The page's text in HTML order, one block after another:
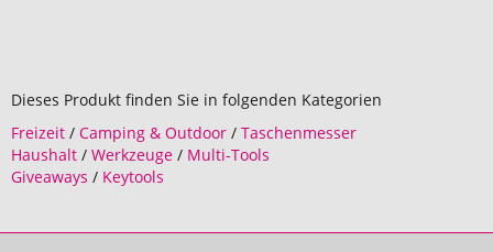
Dieses Produkt finden Sie in folgenden Kategorien
Freizeit / Camping & Outdoor / Taschenmesser
Haushalt / Werkzeuge / Multi-Tools
Giveaways / Keytools